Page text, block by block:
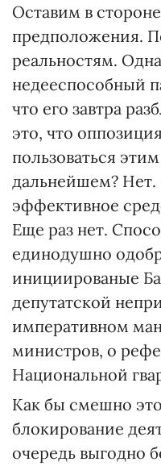
Оставим в
предположения.
реальностям.
недееспособный
что его завтра
это, что
пользоваться
дальнейшем? Нет.
эффективное
Еще раз нет.
единодушно
инициированые
депутатской
императивном
министров, о
Национальной
Как бы смешно
блокирование
очередь выгод­но